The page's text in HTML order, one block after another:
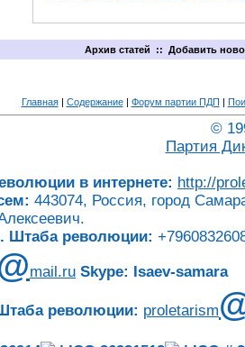
Архив статей :: Добавить
Главная| Содержание| Форум партии ПДП |
©
Партия
в интернете: http://
443074, Россия, город
Штаба революции:
mail.ru Skype: Isaev-samara
революции: proletarism